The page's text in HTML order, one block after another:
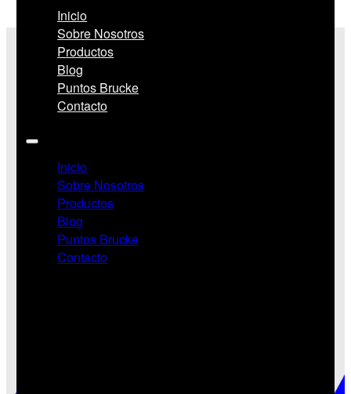
Inicio
Sobre Nosotros
Productos
Blog
Puntos Brucke
Contacto
Inicio
Sobre Nosotros
Productos
Blog
Puntos Brucke
Contacto